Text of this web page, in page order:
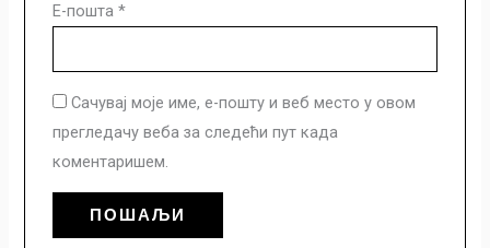
Е-пошта *
Сачувај моје име, е-пошту и веб место у овом
прегледачу веба за следећи пут када
коментаришем.